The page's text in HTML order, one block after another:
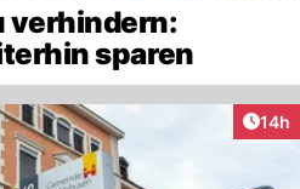
verhindern:
sparen
14h